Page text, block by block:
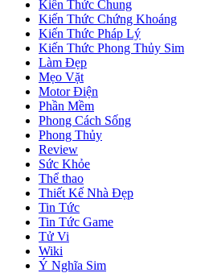
Kiến Thức Chung
Kiến Thức Chứng Khoáng
Kiến Thức Pháp Lý
Kiến Thức Phong Thủy Sim
Làm Đẹp
Mẹo Vặt
Motor Điện
Phần Mềm
Phong Cách Sống
Phong Thủy
Review
Sức Khỏe
Thể thao
Thiết Kế Nhà Đẹp
Tin Tức
Tin Tức Game
Tử Vi
Wiki
Ý Nghĩa Sim